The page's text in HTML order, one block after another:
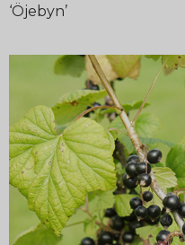
‘Öjebyn’